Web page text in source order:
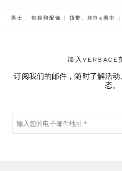
男士 包袋和配饰 领带、丝巾&围巾
加入VERSACE
订阅我们的邮件，随时了解活
态。